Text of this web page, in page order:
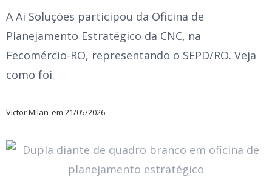
A Ai Soluções participou da Oficina de
Planejamento Estratégico da CNC, na
Fecomércio-RO, representando o SEPD/RO. Veja
como foi.
Victor Milan em 21/05/2026